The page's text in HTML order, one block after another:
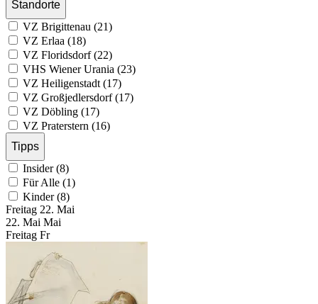
Standorte
VZ Brigittenau (21)
VZ Erlaa (18)
VZ Floridsdorf (22)
VHS Wiener Urania (23)
VZ Heiligenstadt (17)
VZ Großjedlersdorf (17)
VZ Döbling (17)
VZ Praterstern (16)
Tipps
Insider (8)
Für Alle (1)
Kinder (8)
Freitag 22. Mai
22. Mai Mai
Freitag Fr